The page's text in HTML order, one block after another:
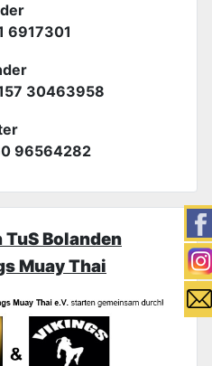
6917301
30463958
96564282
Bolanden
Muay Thai